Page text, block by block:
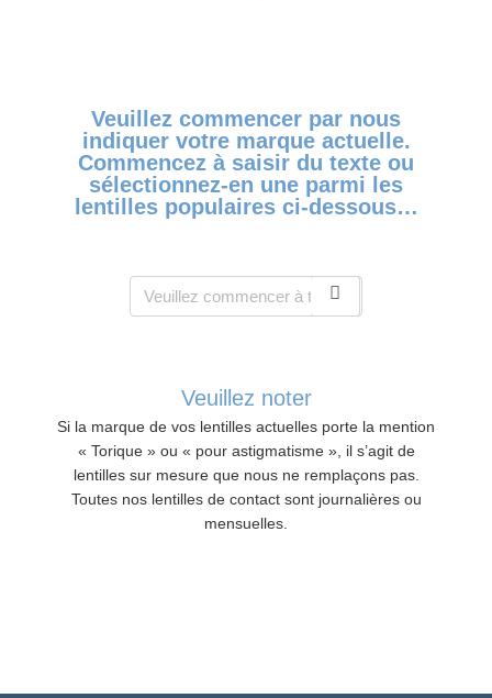
Veuillez commencer par nous
indiquer votre marque actuelle.
Commencez à saisir du texte ou
sélectionnez-en une parmi les
lentilles populaires ci-dessous…
Veuillez noter
Si la marque de vos lentilles actuelles porte la mention
« Torique » ou « pour astigmatisme », il s’agit de
lentilles sur mesure que nous ne remplaçons pas.
Toutes nos lentilles de contact sont journalières ou
mensuelles.